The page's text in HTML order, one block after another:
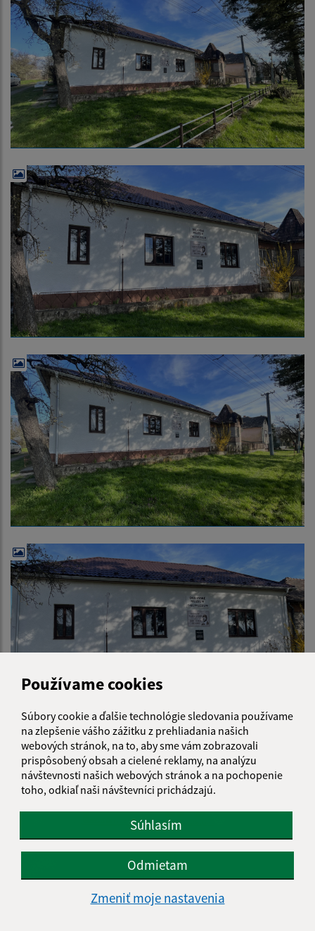
Používame cookies
Súbory cookie a ďalšie technológie sledovania používame
na zlepšenie vášho zážitku z prehliadania našich
webových stránok, na to, aby sme vám zobrazovali
prispôsobený obsah a cielené reklamy, na analýzu
návštevnosti našich webových stránok a na pochopenie
toho, odkiaľ naši návštevníci prichádzajú.
Súhlasím
Odmietam
Zmeniť moje nastavenia